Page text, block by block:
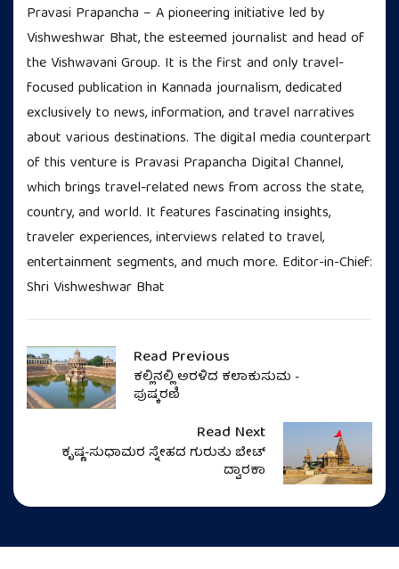
Pravasi Prapancha – A pioneering initiative led by
Vishweshwar Bhat, the esteemed journalist and head of
the Vishwavani Group. It is the first and only travel-
focused publication in Kannada journalism, dedicated
exclusively to news, information, and travel narratives
about various destinations. The digital media counterpart
of this venture is Pravasi Prapancha Digital Channel,
which brings travel-related news from across the state,
country, and world. It features fascinating insights,
traveler experiences, interviews related to travel,
entertainment segments, and much more. Editor-in-Chief:
Shri Vishweshwar Bhat
Read Previous
ಕಲ್ಲಿನಲ್ಲಿ ಅರಳಿದ ಕಲಾಕುಸುಮ -
ಪುಷ್ಕರಣಿ
Read Next
ಕೃಷ್ಣ-ಸುಧಾಮರ ಸ್ನೇಹದ ಗುರುತು ಬೇಟ್
ದ್ವಾರಕಾ